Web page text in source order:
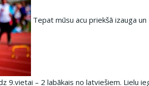
Tepat mūsu acu priekšā izauga
9.vietai – 2 labākais no latviešiem. Lielu